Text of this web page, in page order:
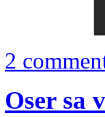
2
Oser sa